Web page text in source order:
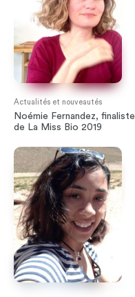
Actualités et nouveautés
Noémie Fernandez, finaliste
de La Miss Bio 2019